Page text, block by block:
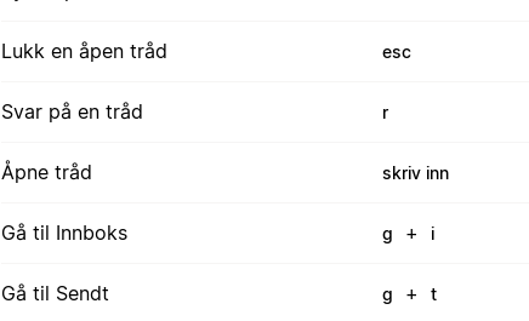
Lukk en åpen tråd esc
Svar på en tråd r
Åpne tråd skriv inn
Gå til Innboks g + i
Gå til Sendt g + t